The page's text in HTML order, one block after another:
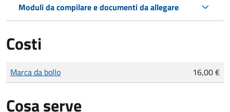
Moduli da compilare e documenti da allegare
Costi
Tipo di pagamento
Importo
Marca da bollo 16,00 €
Cosa serve